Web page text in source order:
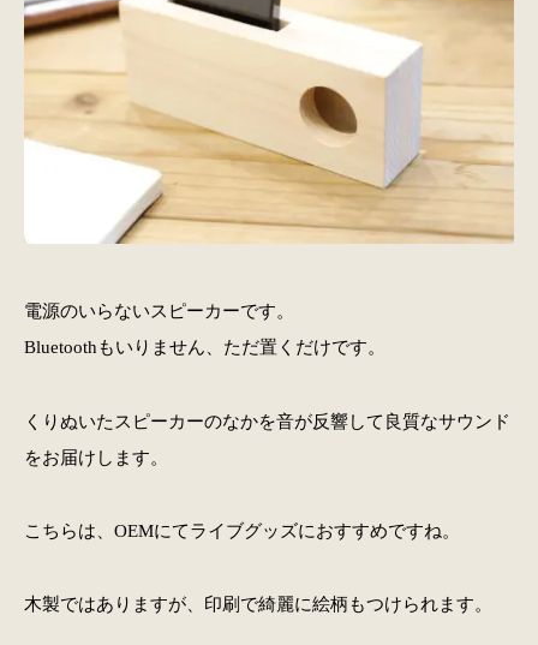
電源のいらないスピーカーです。
Bluetoothもいりません、ただ置くだけです。
くりぬいたスピーカーのなかを音が反響して良質なサウンド
をお届けします。
こちらは、OEMにてライブグッズにおすすめですね。
木製ではありますが、印刷で綺麗に絵柄もつけられます。